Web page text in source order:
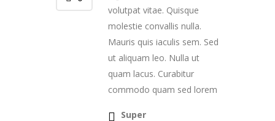
volutpat vitae. Quisque
molestie convallis nulla.
Mauris quis iaculis sem. Sed
ut aliquam leo. Nulla ut
quam lacus. Curabitur
commodo quam sed lorem
Super